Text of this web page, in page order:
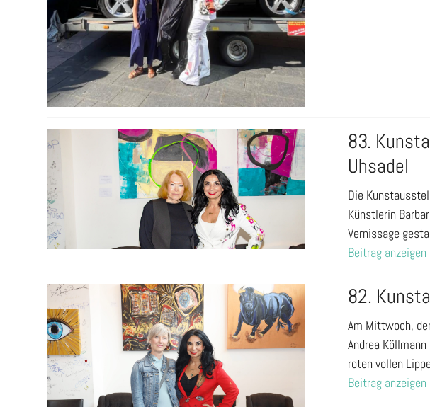
83.
Uhsadel
Die
Künstlerin
Vernissage
Beitrag anzeigen
82.
Am Mittwoch,
Andrea
roten vollen
Beitrag anzeigen